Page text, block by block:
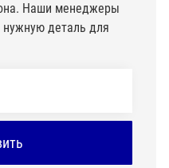
Наши менеджеры
нужную деталь для